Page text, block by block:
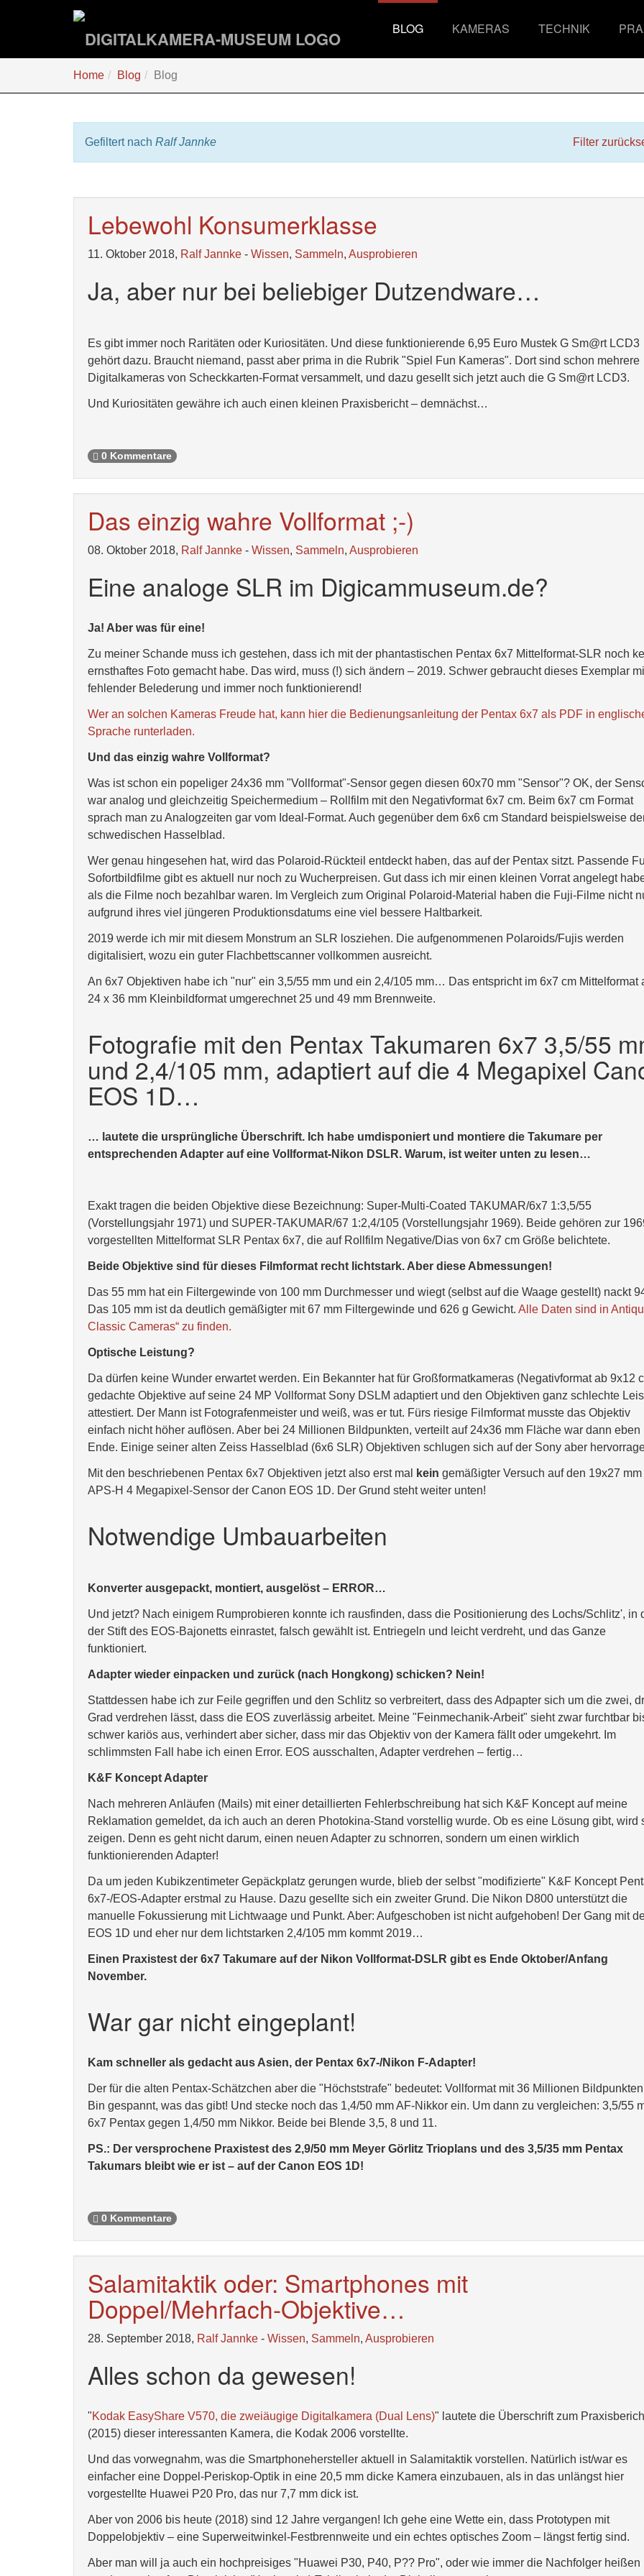
BLOG KAMERAS TECHNIK
sind
Home Blog Blog
Gefiltert nach Ralf Jannke Filter
Lebewohl Konsumerklasse
11. Oktober 2018, Ralf Jannke - Wissen, Sammeln, Ausprobieren
Ja, aber nur bei beliebiger Dutzendware…
Es gibt immer noch Raritäten oder Kuriositäten. Und diese funktionierende 6,95 Euro Mustek G Sm@rt LCD3
gehört dazu. Braucht niemand, passt aber prima in die Rubrik "Spiel Fun Kameras". Dort sind schon mehrere
Digitalkameras von Scheckkarten-Format versammelt, und dazu gesellt sich jetzt auch die G Sm@rt LCD3.
Und Kuriositäten gewähre ich auch einen kleinen Praxisbericht – demnächst…
0 Kommentare
Das einzig wahre Vollformat ;-)
08. Oktober 2018, Ralf Jannke - Wissen, Sammeln, Ausprobieren
Eine analoge SLR im Digicammuseum.de?
Ja! Aber was für eine!
Zu meiner Schande muss ich gestehen, dass ich mit der phantastischen Pentax 6x7 Mittelformat-SLR noch
ernsthaftes Foto gemacht habe. Das wird, muss (!) sich ändern – 2019. Schwer gebraucht dieses Exemplar
fehlender Belederung und immer noch funktionierend!
Wer an solchen Kameras Freude hat, kann hier die Bedienungsanleitung der Pentax 6x7 als PDF in
Sprache runterladen.
Und das einzig wahre Vollformat?
Was ist schon ein popeliger 24x36 mm "Vollformat"-Sensor gegen diesen 60x70 mm "Sensor"? OK, der
war analog und gleichzeitig Speichermedium – Rollfilm mit den Negativformat 6x7 cm. Beim 6x7 cm Format
sprach man zu Analogzeiten gar vom Ideal-Format. Auch gegenüber dem 6x6 cm Standard beispielsweise
schwedischen Hasselblad.
Wer genau hingesehen hat, wird das Polaroid-Rückteil entdeckt haben, das auf der Pentax sitzt. Passende
Sofortbildfilme gibt es aktuell nur noch zu Wucherpreisen. Gut dass ich mir einen kleinen Vorrat angelegt
als die Filme noch bezahlbar waren. Im Vergleich zum Original Polaroid-Material haben die Fuji-Filme nicht
aufgrund ihres viel jüngeren Produktionsdatums eine viel bessere Haltbarkeit.
2019 werde ich mir mit diesem Monstrum an SLR losziehen. Die aufgenommenen Polaroids/Fujis werden
digitalisiert, wozu ein guter Flachbettscanner vollkommen ausreicht.
An 6x7 Objektiven habe ich "nur" ein 3,5/55 mm und ein 2,4/105 mm… Das entspricht im 6x7 cm Mittelformat
24 x 36 mm Kleinbildformat umgerechnet 25 und 49 mm Brennweite.
Fotografie mit den Pentax Takumaren 6x7 3,5/55
und 2,4/105 mm, adaptiert auf die 4 Megapixel
EOS 1D…
… lautete die ursprüngliche Überschrift. Ich habe umdisponiert und montiere die Takumare per
entsprechenden Adapter auf eine Vollformat-Nikon DSLR. Warum, ist weiter unten zu lesen…
Exakt tragen die beiden Objektive diese Bezeichnung: Super-Multi-Coated TAKUMAR/6x7 1:3,5/55
(Vorstellungsjahr 1971) und SUPER-TAKUMAR/67 1:2,4/105 (Vorstellungsjahr 1969). Beide gehören zur
vorgestellten Mittelformat SLR Pentax 6x7, die auf Rollfilm Negative/Dias von 6x7 cm Größe belichtete.
Beide Objektive sind für dieses Filmformat recht lichtstark. Aber diese Abmessungen!
Das 55 mm hat ein Filtergewinde von 100 mm Durchmesser und wiegt (selbst auf die Waage gestellt) nackt
Das 105 mm ist da deutlich gemäßigter mit 67 mm Filtergewinde und 626 g Gewicht. Alle Daten sind in
Classic Cameras“ zu finden.
Optische Leistung?
Da dürfen keine Wunder erwartet werden. Ein Bekannter hat für Großformatkameras (Negativformat ab 9x12
gedachte Objektive auf seine 24 MP Vollformat Sony DSLM adaptiert und den Objektiven ganz schlechte
attestiert. Der Mann ist Fotografenmeister und weiß, was er tut. Fürs riesige Filmformat musste das Objektiv
einfach nicht höher auflösen. Aber bei 24 Millionen Bildpunkten, verteilt auf 24x36 mm Fläche war dann eben
Ende. Einige seiner alten Zeiss Hasselblad (6x6 SLR) Objektiven schlugen sich auf der Sony aber
Mit den beschriebenen Pentax 6x7 Objektiven jetzt also erst mal kein gemäßigter Versuch auf den 19x27 mm
APS-H 4 Megapixel-Sensor der Canon EOS 1D. Der Grund steht weiter unten!
Notwendige Umbauarbeiten
Konverter ausgepackt, montiert, ausgelöst – ERROR…
Und jetzt? Nach einigem Rumprobieren konnte ich rausfinden, dass die Positionierung des Lochs/Schlitz', in
der Stift des EOS-Bajonetts einrastet, falsch gewählt ist. Entriegeln und leicht verdreht, und das Ganze
funktioniert.
Adapter wieder einpacken und zurück (nach Hongkong) schicken? Nein!
Stattdessen habe ich zur Feile gegriffen und den Schlitz so verbreitert, dass des Adpapter sich um die zwei,
Grad verdrehen lässt, dass die EOS zuverlässig arbeitet. Meine "Feinmechanik-Arbeit" sieht zwar furchtbar
schwer kariös aus, verhindert aber sicher, dass mir das Objektiv von der Kamera fällt oder umgekehrt. Im
schlimmsten Fall habe ich einen Error. EOS ausschalten, Adapter verdrehen – fertig…
K&F Koncept Adapter
Nach mehreren Anläufen (Mails) mit einer detaillierten Fehlerbschreibung hat sich K&F Koncept auf meine
Reklamation gemeldet, da ich auch an deren Photokina-Stand vorstellig wurde. Ob es eine Lösung gibt, wird
zeigen. Denn es geht nicht darum, einen neuen Adapter zu schnorren, sondern um einen wirklich
funktionierenden Adapter!
Da um jeden Kubikzentimeter Gepäckplatz gerungen wurde, blieb der selbst "modifizierte" K&F Koncept
6x7-/EOS-Adapter erstmal zu Hause. Dazu gesellte sich ein zweiter Grund. Die Nikon D800 unterstützt die
manuelle Fokussierung mit Lichtwaage und Punkt. Aber: Aufgeschoben ist nicht aufgehoben! Der Gang mit
EOS 1D und eher nur dem lichtstarken 2,4/105 mm kommt 2019…
Einen Praxistest der 6x7 Takumare auf der Nikon Vollformat-DSLR gibt es Ende Oktober/Anfang
November.
War gar nicht eingeplant!
Kam schneller als gedacht aus Asien, der Pentax 6x7-/Nikon F-Adapter!
Der für die alten Pentax-Schätzchen aber die "Höchststrafe" bedeutet: Vollformat mit 36 Millionen
Bin gespannt, was das gibt! Und stecke noch das 1,4/50 mm AF-Nikkor ein. Um dann zu vergleichen: 3,5/55
6x7 Pentax gegen 1,4/50 mm Nikkor. Beide bei Blende 3,5, 8 und 11.
PS.: Der versprochene Praxistest des 2,9/50 mm Meyer Görlitz Trioplans und des 3,5/35 mm Pentax
Takumars bleibt wie er ist – auf der Canon EOS 1D!
0 Kommentare
Salamitaktik oder: Smartphones mit
Doppel/Mehrfach-Objektive…
28. September 2018, Ralf Jannke - Wissen, Sammeln, Ausprobieren
Alles schon da gewesen!
"Kodak EasyShare V570, die zweiäugige Digitalkamera (Dual Lens)" lautete die Überschrift zum
(2015) dieser interessanten Kamera, die Kodak 2006 vorstellte.
Und das vorwegnahm, was die Smartphonehersteller aktuell in Salamitaktik vorstellen. Natürlich ist/war es
einfacher eine Doppel-Periskop-Optik in eine 20,5 mm dicke Kamera einzubauen, als in das unlängst hier
vorgestellte Huawei P20 Pro, das nur 7,7 mm dick ist.
Aber von 2006 bis heute (2018) sind 12 Jahre vergangen! Ich gehe eine Wette ein, dass Prototypen mit
Doppelobjektiv – eine Superweitwinkel-Festbrennweite und ein echtes optisches Zoom – längst fertig sind.
Aber man will ja auch ein hochpreisiges "Huawei P30, P40, P?? Pro", oder wie immer die Nachfolger heißen